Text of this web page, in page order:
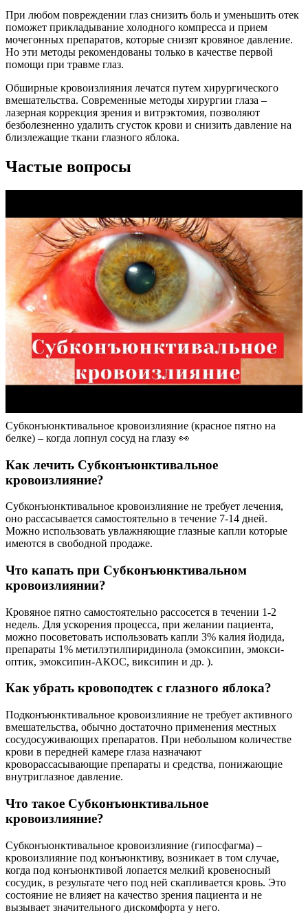
При любом повреждении глаз снизить боль и уменьшить отек
поможет прикладывание холодного компресса и прием
мочегонных препаратов, которые снизят кровяное давление.
Но эти методы рекомендованы только в качестве первой
помощи при травме глаз.
Обширные кровоизлияния лечатся путем хирургического
вмешательства. Современные методы хирургии глаза –
лазерная коррекция зрения и витрэктомия, позволяют
безболезненно удалить сгусток крови и снизить давление на
близлежащие ткани глазного яблока.
Частые вопросы
Субконъюнктивальное кровоизлияние (красное пятно на
белке) – когда лопнул сосуд на глазу 👀
Как лечить Субконъюнктивальное
кровоизлияние?
Субконъюнктивальное кровоизлияние не требует лечения,
оно рассасывается самостоятельно в течение 7-14 дней.
Можно использовать увлажняющие глазные капли которые
имеются в свободной продаже.
Что капать при Субконъюнктивальном
кровоизлиянии?
Кровяное пятно самостоятельно рассосется в течении 1-2
недель. Для ускорения процесса, при желании пациента,
можно посоветовать использовать капли 3% калия йодида,
препараты 1% метилэтилпиридинола (эмоксипин, эмокси-
оптик, эмоксипин-АКОС, виксипин и др. ).
Как убрать кровоподтек с глазного яблока?
Подконъюнктивальное кровоизлияние не требует активного
вмешательства, обычно достаточно применения местных
сосудосуживающих препаратов. При небольшом количестве
крови в передней камере глаза назначают
кроворассасывающие препараты и средства, понижающие
внутриглазное давление.
Что такое Субконъюнктивальное
кровоизлияние?
Субконъюнктивальное кровоизлияние (гипосфагма) –
кровоизлияние под конъюнктиву, возникает в том случае,
когда под конъюнктивой лопается мелкий кровеносный
сосудик, в результате чего под ней скапливается кровь. Это
состояние не влияет на качество зрения пациента и не
вызывает значительного дискомфорта у него.